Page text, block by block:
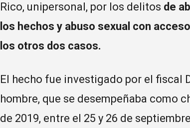
Rico, unipersonal, por los delitos de
los hechos y abuso sexual con
los otros dos casos.
El hecho fue investigado por el fiscal
hombre, que se desempeñaba como
de 2019, entre el 25 y 26 de